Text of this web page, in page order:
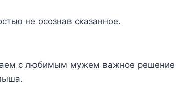
не осознав сказанное.
с любимым мужем важное решение